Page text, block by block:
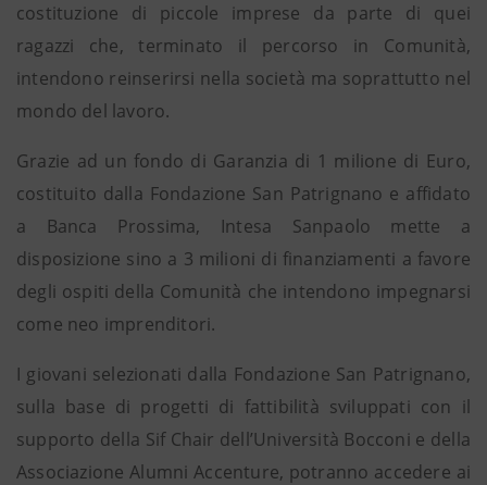
costituzione di piccole imprese da parte di quei
ragazzi che, terminato il percorso in Comunità,
intendono reinserirsi nella società ma soprattutto nel
mondo del lavoro.
Grazie ad un fondo di Garanzia di 1 milione di Euro,
costituito dalla Fondazione San Patrignano e affidato
a Banca Prossima, Intesa Sanpaolo mette a
disposizione sino a 3 milioni di finanziamenti a favore
degli ospiti della Comunità che intendono impegnarsi
come neo imprenditori.
I giovani selezionati dalla Fondazione San Patrignano,
sulla base di progetti di fattibilità sviluppati con il
supporto della Sif Chair dell’Università Bocconi e della
Associazione Alumni Accenture, potranno accedere ai